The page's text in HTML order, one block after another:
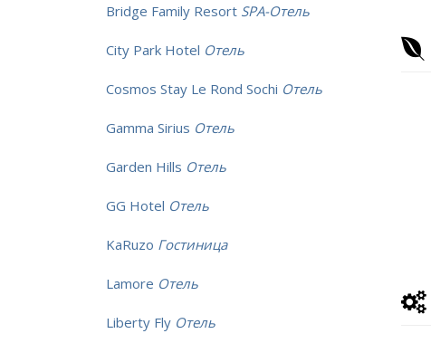
Bridge Family Resort SPA-Отель
City Park Hotel Отель
Cosmos Stay Le Rond Sochi Отель
Gamma Sirius Отель
Garden Hills Отель
GG Hotel Отель
KaRuzo Гостиница
Lamore Отель
Liberty Fly Отель